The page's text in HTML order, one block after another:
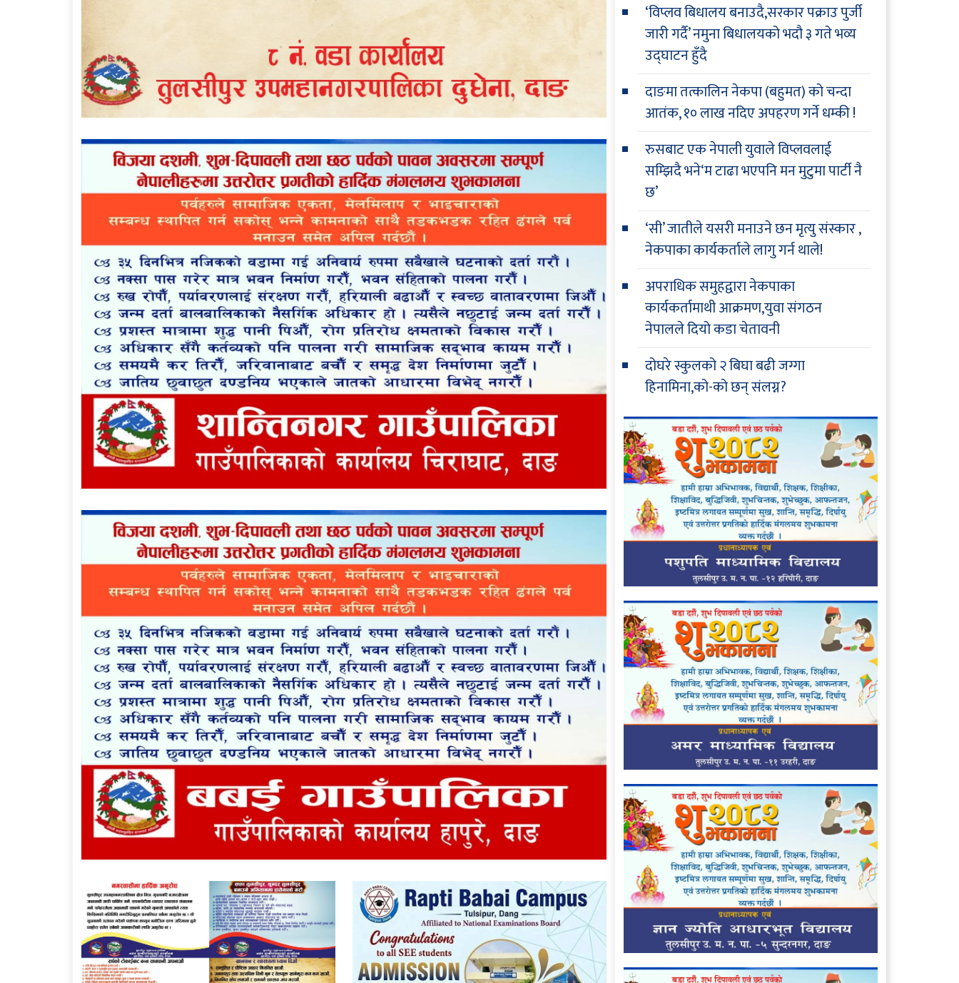
‘विप्लव बिधालय बनाउदै,सरकार पक्राउ पुर्जी
जारी गर्दै’ नमुना बिधालयको भदौ ३ गते भव्य
उद्घाटन हुँदै
दाङमा तत्कालिन नेकपा (बहुमत) को चन्दा
आतंक, १० लाख नदिए अपहरण गर्ने धम्की !
रुसबाट एक नेपाली युवाले विप्लवलाई
सम्झिदै भने‘म टाढा भएपनि मन मुटुमा पार्टी नै
छ’
‘सी’ जातीले यसरी मनाउने छन मृत्यु संस्कार ,
नेकपाका कार्यकर्ताले लागु गर्न थाले!
अपराधिक समुहद्वारा नेकपाका
कार्यकर्तामाथी आक्रमण,युवा संगठन
नेपालले दियो कडा चेतावनी
दोघरे स्कुलको २ बिघा बढी जग्गा
हिनामिना,को-को छन् संलग्न?